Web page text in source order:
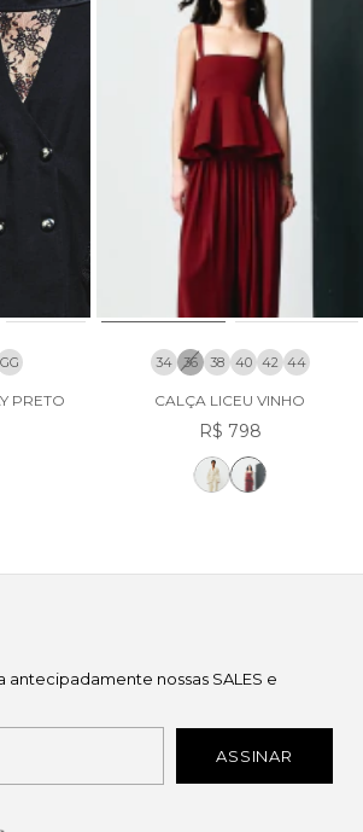
GG
PRETO
34 36 38 40 42 44
CALÇA LICEU VINHO
R$ 798
antecipadamente nossas SALES e